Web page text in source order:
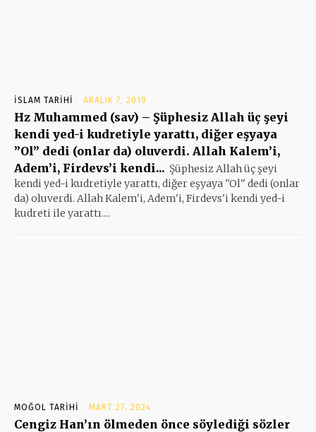
İSLAM TARIHI ARALIK 7, 2019
Hz Muhammed (sav) – Şüphesiz Allah üç şeyi
kendi yed-i kudretiyle yarattı, diğer eşyaya
”Ol” dedi (onlar da) oluverdi. Allah Kalem’i,
Adem’i, Firdevs’i kendi... Şüphesiz Allah üç şeyi
kendi yed-i kudretiyle yarattı, diğer eşyaya ''Ol'' dedi (onlar
da) oluverdi. Allah Kalem'i, Adem'i, Firdevs'i kendi yed-i
kudreti ile yarattı....
MOĞOL TARIHI MART 27, 2024
Cengiz Han’ın ölmeden önce söylediği sözler